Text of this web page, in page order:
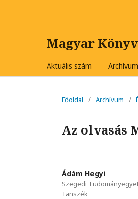
Magyar
Aktuális szám Archívum
Főoldal / Archívum /
Az olvasás
Ádám Hegyi
Szegedi
Tanszék